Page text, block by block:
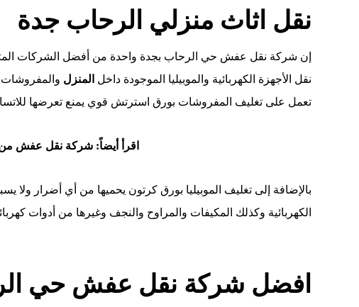
نقل اثاث منزلي الرحاب جدة
إن شركة نقل عفش حي الرحاب بجدة واحدة من أفضل الشركات
نقل الأجهزة الكهربائية والموبيليا الموجودة داخل المنزل والمفروشات
تعمل على تغليف المفروشات بورق استرتش قوي يمنع تعرضها
اقرأ أيضاً: شركة نقل عفش من
بالإضافة إلى تغليف الموبيليا بورق كرتون يحميها من أي أضرار
الكهربائية وكذلك المكيفات والمراوح والنجف وغيرها من أدوات
افضل شركة نقل عفش حي